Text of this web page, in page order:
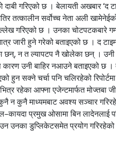
गरिएको छ । बेलायती अखबार
तत्कालीन सर्वोच्च नेता अली
गरिएको छ । उनका चोटपटकबारे
हुने गरेको बताइएको छ । द
न त ल्यापटप नै खोलेका छन् । उनी
उनी बाहिर नआउने बताइएको छ
हुन सक्ने चर्चा पनि चलिरहेको
रहेका आफ्ना एजेन्टमार्फत मोज्तबा
कुनै न कुनै माध्यमबाट अवश्य सञ्चार
प्रमुख ओसामा बिन लादेनलाई
डुप्लिकेटसमेत प्रयोग